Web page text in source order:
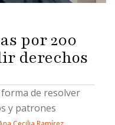
por 200
derechos
de resolver
y patrones